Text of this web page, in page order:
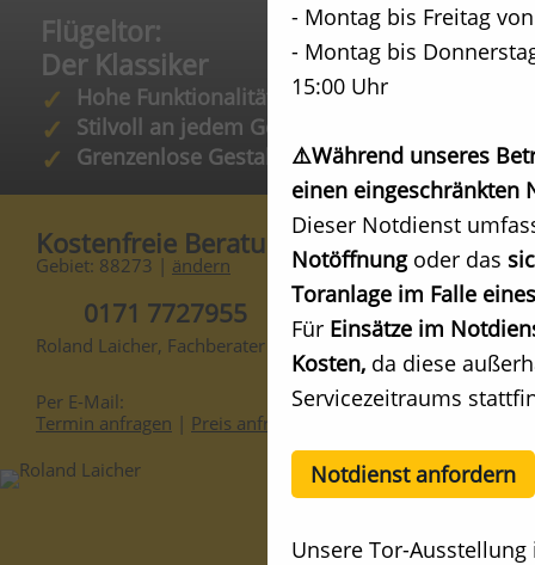
Flügeltor:
Der Klassiker
Hohe Funktionalität
Stilvoll an jedem Gebäude
Grenzenlose Gestaltungsmöglichkeiten
Kostenfreie Beratung
Gebiet: 88273 | ändern
0171 7727955
Roland Laicher, Fachberater
Per E-Mail:
Termin anfragen | Preis anfragen
- Montag bis Freitag
- Montag bis
15:00 Uhr
⚠️Während unseres
einen eingeschränkten
Dieser Notdienst
Notöffnung oder das
Toranlage im Falle
Für Einsätze im
Kosten, da diese
Servicezeitraums
Notdienst anfordern
Unsere Tor-